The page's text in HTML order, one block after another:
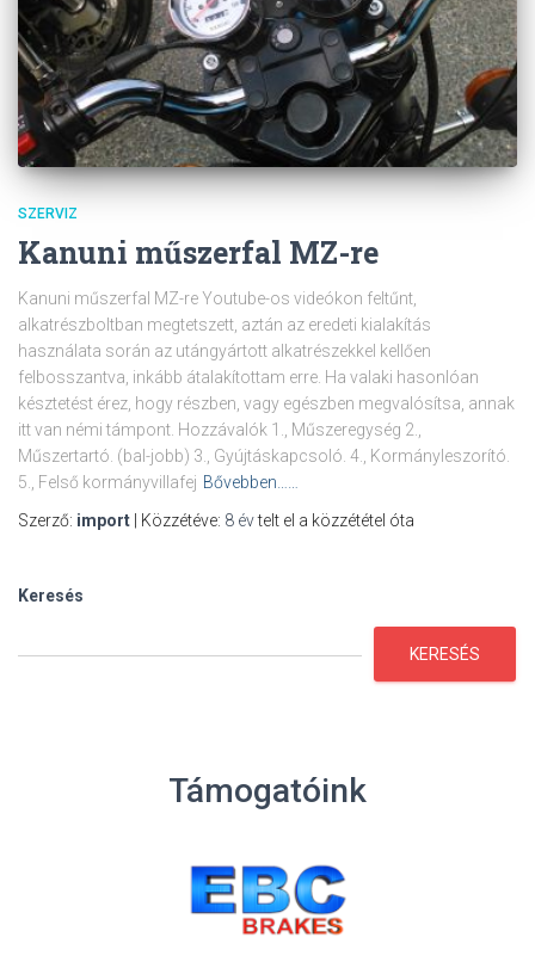
SZERVIZ
Kanuni műszerfal MZ-re
Kanuni műszerfal MZ-re Youtube-os videókon feltűnt,
alkatrészboltban megtetszett, aztán az eredeti kialakítás
használata során az utángyártott alkatrészekkel kellően
felbosszantva, inkább átalakítottam erre. Ha valaki hasonlóan
késztetést érez, hogy részben, vagy egészben megvalósítsa, annak
itt van némi támpont. Hozzávalók 1., Műszeregység 2.,
Műszertartó. (bal-jobb) 3., Gyújtáskapcsoló. 4., Kormányleszorító.
5., Felső kormányvillafej Bővebben……
Szerző: import | Közzétéve: 8 évtelt el a közzététel óta
Keresés
KERESÉS
Támogatóink